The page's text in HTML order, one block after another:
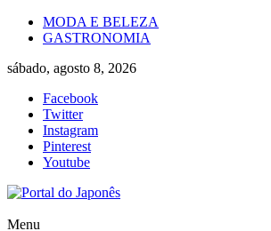
Skip
MODA E BELEZA
GASTRONOMIA
sábado, agosto 8, 2026
Facebook
Twitter
Instagram
Pinterest
Youtube
Portal
Menu